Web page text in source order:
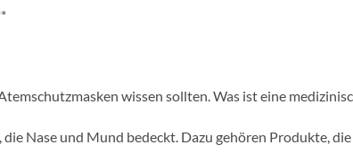
wissen sollten. Was ist eine
Nase und Mund bedeckt. Dazu gehören Produkte,